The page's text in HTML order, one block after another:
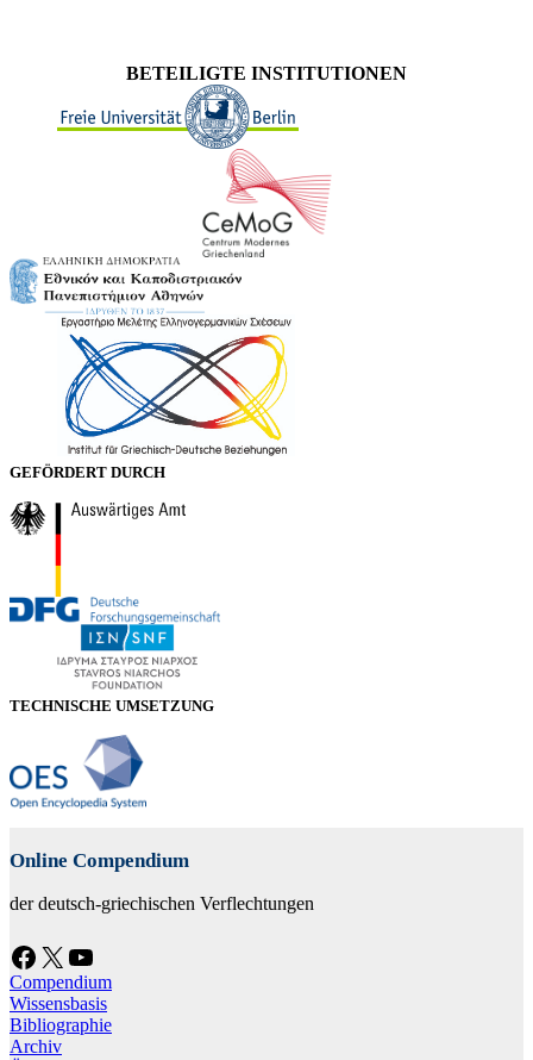
BETEILIGTE INSTITUTIONEN
GEFÖRDERT DURCH
TECHNISCHE UMSETZUNG
Online Compendium
der deutsch-griechischen Verflechtungen
Facebook X YouTube
Compendium
Wissensbasis
Bibliographie
Archiv